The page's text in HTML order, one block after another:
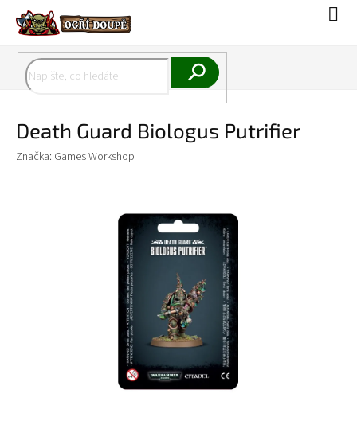
obsah
Death Guard Biologus Putrifier
Značka: Games Workshop